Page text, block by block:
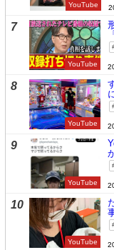
YouTube
7
YouTube
8
YouTube
9
YouTube
10
YouTube